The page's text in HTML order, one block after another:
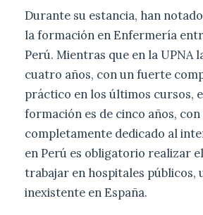
Durante su estancia, han
la formación en Enfermería
Perú. Mientras que en la UPNA
cuatro años, con un fuerte
práctico en los últimos cursos,
formación es de cinco años,
completamente dedicado al
en Perú es obligatorio realizar
trabajar en hospitales públicos,
inexistente en España.